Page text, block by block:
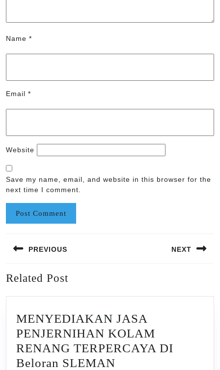
Name *
Email *
Website
Save my name, email, and website in this browser for the
next time I comment.
navigation
PREVIOUS
post:
NEXT
Related Post
MENYEDIAKAN JASA
PENJERNIHAN KOLAM
RENANG TERPERCAYA DI
Beloran SLEMAN